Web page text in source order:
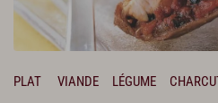
PLAT VIANDE LÉGUME